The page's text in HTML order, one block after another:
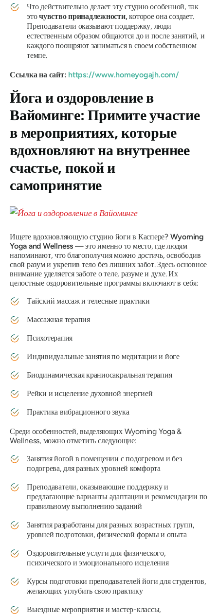
Что действительно делает эту студию особенной, так
эточувство принадлежности,которое она создает.
Преподаватели оказывают поддержку, люди
естественным образом общаются до и после занятий, и
каждого поощряют заниматься в своем собственном
темпе.
Ссылка на сайт: https://www.homeyogajh.com/
Йога и оздоровление в
Вайоминге: Примите участие
в мероприятиях, которые
вдохновляют на внутреннее
счастье, покой и
самопринятие
Ищете вдохновляющую студию йоги в Каспере? Wyoming
Yoga and Wellness— это именно то место, где людям
напоминают, что благополучия можно достичь, освободив
свой разум и укрепив тело без лишних забот. Здесь основное
внимание уделяется заботе о теле, разуме и духе. Их
целостные оздоровительные программы включают в себя:
Тайский массаж и телесные практики
Массажная терапия
Психотерапия
Индивидуальные занятия по медитации и йоге
Биодинамическая краниосакральная терапия
Рейки и исцеление духовной энергией
Практика вибрационного звука
Среди особенностей, выделяющих Wyoming Yoga &
Wellness, можно отметить следующие:
Занятия йогой в помещении с подогревом и без
подогрева, для разных уровней комфорта
Преподаватели, оказывающие поддержку и
предлагающие варианты адаптации и рекомендации по
правильному выполнению заданий
Занятия разработаны для разных возрастных групп,
уровней подготовки, физической формы и опыта
Оздоровительные услуги для физического,
психического и эмоционального исцеления
Курсы подготовки преподавателей йоги для студентов,
желающих углубить свою практику
Выездные мероприятия и мастер-классы,